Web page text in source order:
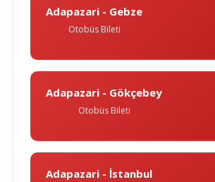
Adapazari - Gebze
Otobüs Bileti
Adapazari - Gökçebey
Otobüs Bileti
Adapazari - İstanbul